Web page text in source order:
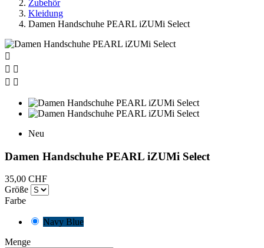
Zubehör
Kleidung
Damen Handschuhe PEARL iZUMi Select

 
 
Neu
Damen Handschuhe PEARL iZUMi Select
35,00 CHF
Größe
Farbe
Navy Blue
Menge